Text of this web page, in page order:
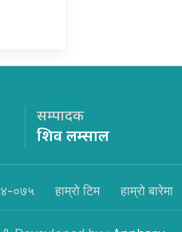
सम्पादक
शिव लम्साल
०७५ हाम्रो टिम हाम्रो बारेमा